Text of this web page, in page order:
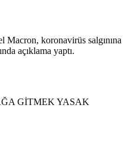
Macron, koronavirüs salgınına
açıklama yaptı.
GİTMEK YASAK